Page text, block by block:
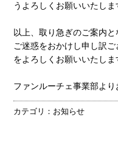
うよろしくお願いいたしま
以上、取り急ぎのご案内と
ご迷惑をおかけし申し訳
をよろしくお願いいたしま
ファンルーチェ事業部よ
カテゴリ： お知らせ